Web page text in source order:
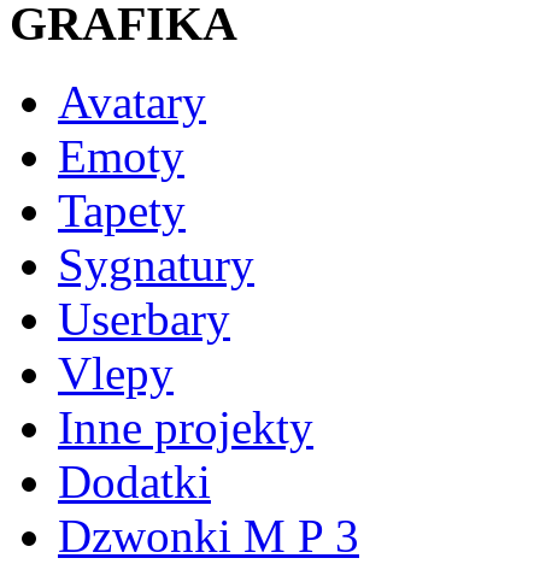
GRAFIKA
Avatary
Emoty
Tapety
Sygnatury
Userbary
Vlepy
Inne projekty
Dodatki
Dzwonki M P 3